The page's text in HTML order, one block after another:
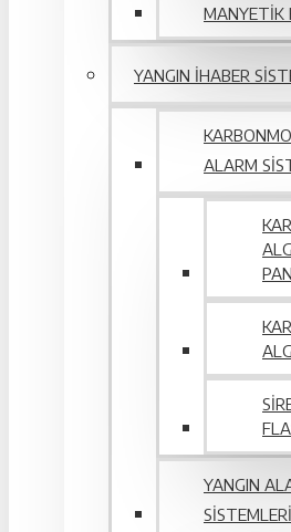
MANYETIK
YANGIN IHABER
ALARM
YANGIN
SISTEMLERI